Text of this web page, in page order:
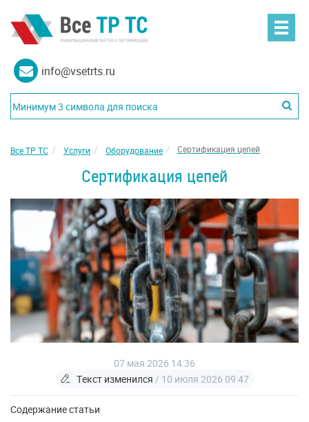
info@vsetrts.ru
Все ТР ТС Услуги Оборудование Сертификация цепей
Сертификация цепей
07 мая 2026 14:36
Текст изменился / 10 июля 2026 09:47
Содержание статьи